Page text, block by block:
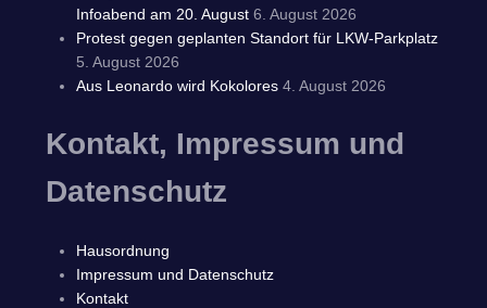
Infoabend am 20. August 6. August 2026
Protest gegen geplanten Standort für LKW-Parkplatz
5. August 2026
Aus Leonardo wird Kokolores 4. August 2026
Kontakt, Impressum und
Datenschutz
Hausordnung
Impressum und Datenschutz
Kontakt